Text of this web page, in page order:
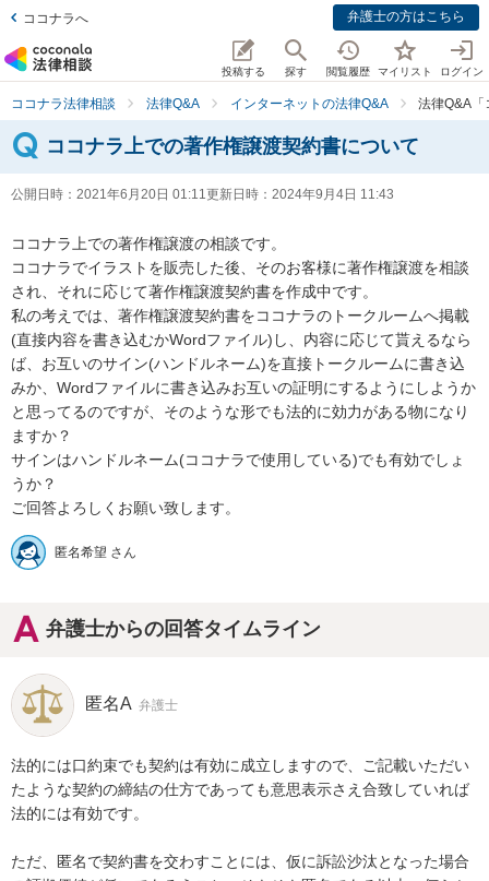
ココナラへ 弁護士の方はこちら
投稿する 探す 閲覧履歴 マイリスト ログイン
ココナラ法律相談 法律Q&A インターネットの法律Q&A 法律Q&A「
ココナラ上での著作権譲渡契約書について
公開日時： 2021年6月20日 01:11更新日時： 2024年9月4日 11:43
ココナラ上での著作権譲渡の相談です。
ココナラでイラストを販売した後、そのお客様に著作権譲渡を相談
され、それに応じて著作権譲渡契約書を作成中です。
私の考えでは、著作権譲渡契約書をココナラのトークルームへ掲載
(直接内容を書き込むかWordファイル)し、内容に応じて貰えるなら
ば、お互いのサイン(ハンドルネーム)を直接トークルームに書き込
みか、Wordファイルに書き込みお互いの証明にするようにしようか
と思ってるのですが、そのような形でも法的に効力がある物になり
ますか？
サインはハンドルネーム(ココナラで使用している)でも有効でしょ
うか？
ご回答よろしくお願い致します。
匿名希望 さん
弁護士からの回答タイムライン
匿名A 弁護士
法的には口約束でも契約は有効に成立しますので、ご記載いただい
たような契約の締結の仕方であっても意思表示さえ合致していれば
法的には有効です。
ただ、匿名で契約書を交わすことには、仮に訴訟沙汰となった場合